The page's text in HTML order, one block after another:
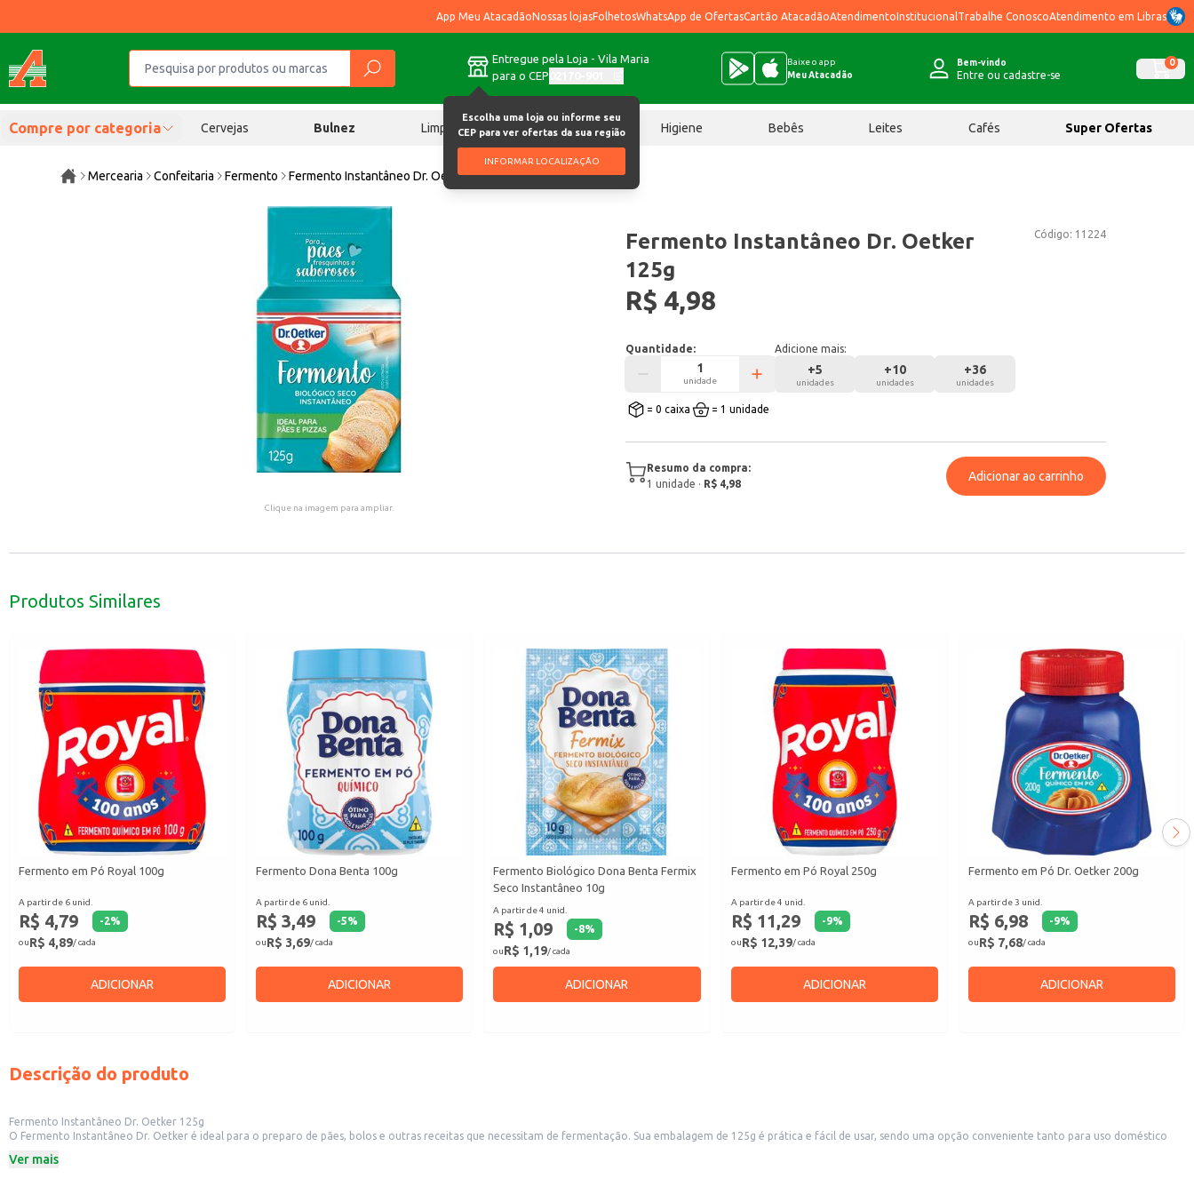
App Meu AtacadãoNossas lojasFolhetosWhatsApp de OfertasCartão AtacadãoAtendimentoInstitucional Trabalhe ConoscoAtendimento em Libras
Entregue pela Loja - Vila Maria
para o CEP
Escolha uma loja ou informe seu
CEP para ver ofertas da sua região
INFORMAR LOCALIZAÇÃO
Baixe o app
Meu Atacadão
Bem-vindo
Entre ou cadastre-se
0
Compre por categoria Cervejas Bulnez Limpeza Chocolates Higiene Bebês Leites Cafés Super Ofertas
Mercearia Confeitaria Fermento Fermento Instantâneo Dr. Oetker 125g
Clique na imagem para ampliar.
Código: 11224
Fermento Instantâneo Dr. Oetker
125g
R$ 4,98
Quantidade:
unidade
Adicione mais:
+5
unidades
+10
unidades
+36
unidades
= 0 caixa = 1 unidade
Resumo da compra:
1 unidade · R$ 4,98
Adicionar ao carrinho
Produtos Similares
Fermento em Pó Royal 100g
A partir de 6 unid.
R$ 4,79 -2%
ouR$ 4,89/ cada
ADICIONAR
Fermento Dona Benta 100g
A partir de 6 unid.
R$ 3,49 -5%
ouR$ 3,69/ cada
ADICIONAR
Fermento Biológico Dona Benta Fermix
Seco Instantâneo 10g
A partir de 4 unid.
R$ 1,09 -8%
ouR$ 1,19/ cada
ADICIONAR
Fermento em Pó Royal 250g
A partir de 4 unid.
R$ 11,29 -9%
ouR$ 12,39/ cada
ADICIONAR
Fermento em Pó Dr. Oetker 200g
A partir de 3 unid.
R$ 6,98 -9%
ouR$ 7,68/ cada
ADICIONAR
Descrição do produto
Fermento Instantâneo Dr. Oetker 125g
O Fermento Instantâneo Dr. Oetker é ideal para o preparo de pães, bolos e outras receitas que necessitam de fermentação. Sua embalagem de 125g é prática e fácil de usar, sendo uma opção conveniente tanto para uso doméstico
Dicas de Uso:
Ver mais